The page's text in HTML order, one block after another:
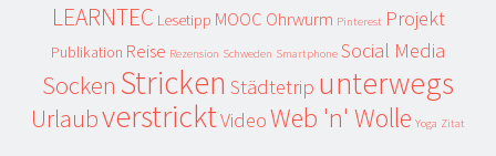
LEARNTEC Lesetipp MOOC Ohrwurm Pinterest Projekt
Publikation Reise Rezension Schweden Smartphone Social Media
Socken Stricken Städtetrip unterwegs
UrlaubverstricktVideoWeb 'n' Wolle Yoga Zitat